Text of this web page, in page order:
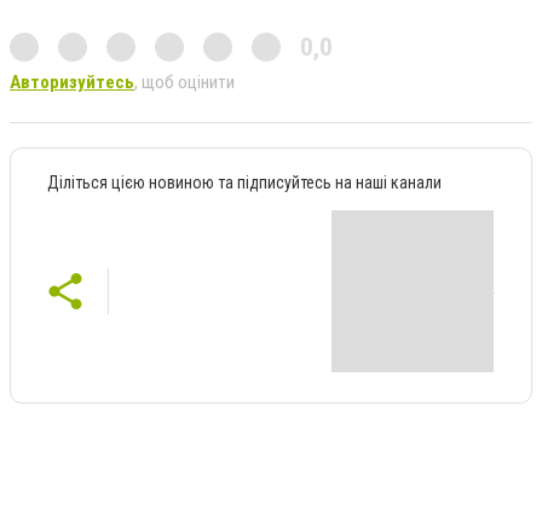
0,0
Авторизуйтесь, щоб оцінити
Діліться цією новиною та підписуйтесь на наші канали